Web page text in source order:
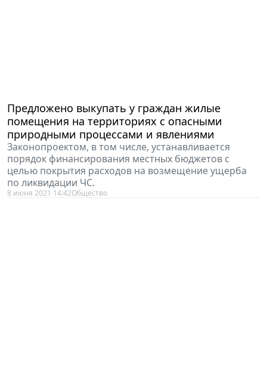
Предложено выкупать у граждан жилые
помещения на территориях с опасными
природными процессами и явлениями
Законопроектом, в том числе, устанавливается
порядок финансирования местных бюджетов с
целью покрытия расходов на возмещение ущерба
по ликвидации ЧС.
8 июня 2021 14:42Общество